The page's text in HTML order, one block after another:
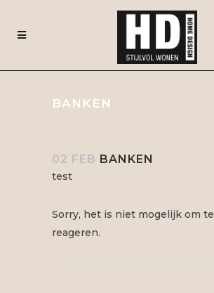
BANKEN
02 FEB BANKEN
test
Sorry, het is niet mogelijk om te
reageren.